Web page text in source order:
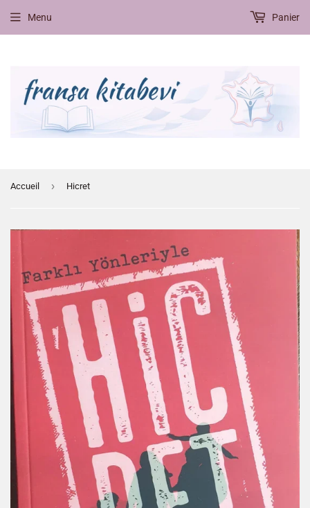
Menu Panier
Accueil › Hicret